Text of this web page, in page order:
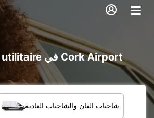
تأجير voiture و utilitaire في Cork Airport
شاحنات الفان والشاحنات العادية